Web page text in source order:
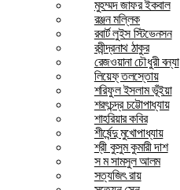
মুহম্মদ জাফর ইকবাল
রঞ্জন মল্লিক
রবার্ট লুইস স্টিভেনসন
রবীন্দ্রনাথ ঠাকুর
রেজওয়ানা চৌধুরী বন্যা
লিয়েফ্ তলস্তোয়
শরিফুল ইসলাম ভূঁইয়া
শরৎচন্দ্র চট্টোপাধ্যায়
শাহরিয়ার কবির
শীর্ষেন্দু মুখোপাধ্যায়
শ্রী কুসুম কুমারী দাশ
স ম সামসুল আলম
সত্যজিৎ রায়